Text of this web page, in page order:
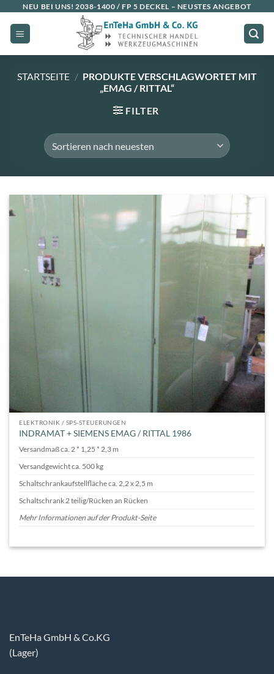
Inhalt
springen
NEU BEI UNS! 2038-1400 / FP 5 DECKEL – NEUSTES ANGEBOT
STARTSEITE / PRODUKTE VERSCHLAGWORTET MIT
„EMAG / RITTAL“
FILTER
ELEKTRONIK / SPS-STEUERUNGEN
INDRAMAT + SIEMENS EMAG / RITTAL 1986
Versandmaß ca. 2 * 1,25 * 2,3 m
Versandgewicht ca. 500 kg
Schaltschrankaufstellfläche ca. 2,2 x 2,5 m
Schaltschrank 2 teilig/Rücken an Rücken
Mehr Informationen auf der Produkt-Seite
EnTeHa GmbH & Co.KG
(Lager)